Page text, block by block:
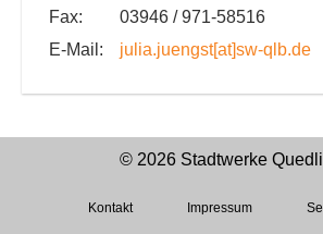
Fax:
03946 / 971-58516
E-Mail:
julia.juengst[at]sw-qlb.de
© 2026 Stadtwerke
Kontakt Impressum